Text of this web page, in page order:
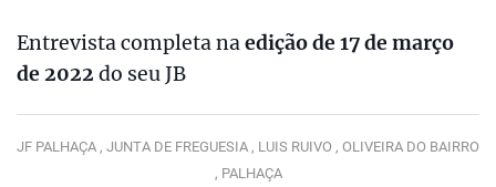
Entrevista completa naedição de 17 de março
de 2022 do seu JB
JF PALHAÇA , JUNTA DE FREGUESIA , LUIS RUIVO , OLIVEIRA DO BAIRRO
, PALHAÇA